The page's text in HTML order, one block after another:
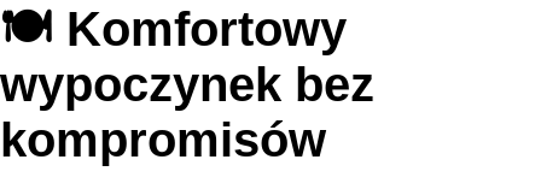
🍽️ Komfortowy
wypoczynek bez
kompromisów